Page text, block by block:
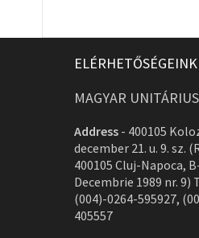
ELÉRHETŐSÉGEINK
MAGYAR
Address - 400105
december 21. u. 9. sz.
400105 Cluj-Napoca,
Decembrie 1989 nr. 9)
(004)-0264-595927,
405557